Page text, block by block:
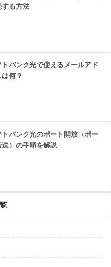
する方法
トバンク光で使えるメールアド
は何？
トバンク光のポート開放（ポー
送）の手順を解説